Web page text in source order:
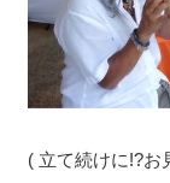
( 立て続けに!?お